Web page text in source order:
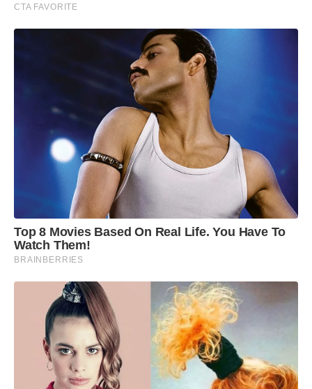
CTA FAVORITE
Top 8 Movies Based On Real Life. You Have To
Watch Them!
BRAINBERRIES